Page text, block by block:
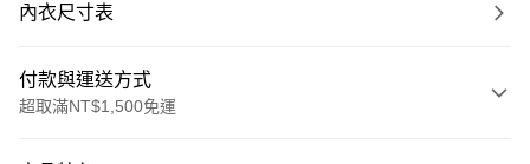
內衣尺寸表
付款與運送方式
超取滿NT$1,500免運